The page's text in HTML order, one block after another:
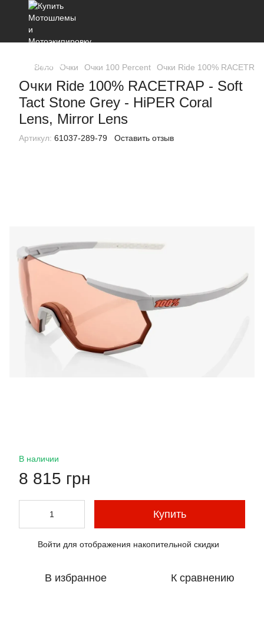
Вело Очки Очки 100 Percent Очки Ride 100%
Очки Ride 100% RACETRAP - Soft
Tact Stone Grey - HiPER Coral
Lens, Mirror Lens
Артикул: 61037-289-79 Оставить отзыв
В наличии
8 815 грн
Купить
Войти для отображения накопительной скидки
В избранное К сравнению